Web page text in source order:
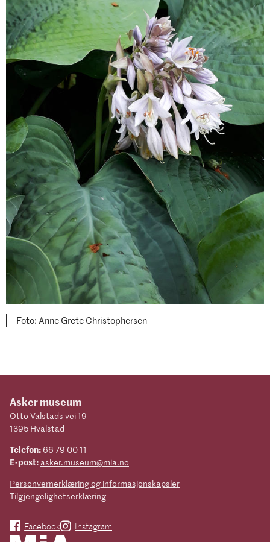
Foto: Anne Grete Christophersen
Asker museum
Otto Valstads vei 19
1395 Hvalstad
Telefon: 66 79 00 11
E-post: asker.museum@mia.no
Personvernerklæring og informasjonskapsler
Tilgjengelighetserklæring
Facebook Instagram